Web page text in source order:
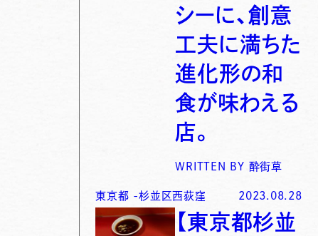
シーに、創意
工夫に満ちた
進化形の和
食が味わえる
店。
WRITTEN BY 酔街草
東京都 -杉並区西荻窪 2023.08.28
【東京都杉並